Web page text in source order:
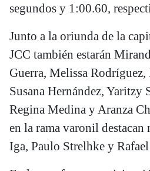
segundos y 1:00.60,
Junto a la oriunda de la
JCC también estarán
Guerra, Melissa Rodríguez,
Susana Hernández, Yaritzy
Regina Medina y Aranza
en la rama varonil destacan
Iga, Paulo Strelhke y